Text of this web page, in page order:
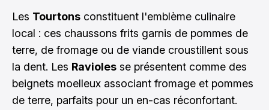
Les Tourtons constituent l'emblème culinaire
local : ces chaussons frits garnis de pommes de
terre, de fromage ou de viande croustillent sous
la dent. Les Ravioles se présentent comme des
beignets moelleux associant fromage et pommes
de terre, parfaits pour un en-cas réconfortant.